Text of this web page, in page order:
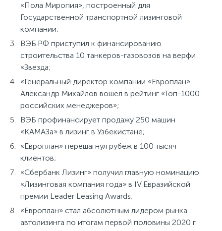
«Пола Миропия», построенный для
Государственной транспортной лизинговой
компании;
ВЭБ.РФ приступил к финансированию
строительства 10 танкеров-газовозов на верфи
«Звезда;
«Генеральный директор компании «Европлан»
Александр Михайлов вошел в рейтинг «Топ-1000
российских менеджеров»;
ВЭБ профинансирует продажу 250 машин
«КАМАЗа» в лизинг в Узбекистане;
«Европлан» перешагнул рубеж в 100 тысяч
клиентов;
«Сбербанк Лизинг» получил главную номинацию
«Лизинговая компания года» в IV Евразийской
премии Leader Leasing Awards;
«Европлан» стал абсолютным лидером рынка
автолизинга по итогам первой половины 2020 г.